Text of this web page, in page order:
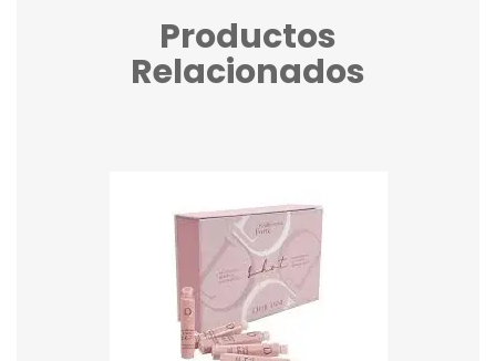
Productos
Relacionados